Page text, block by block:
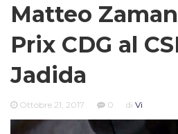
Matteo
Prix CDG al
Jadida
Ottobre 21, 2017 0 di Vi